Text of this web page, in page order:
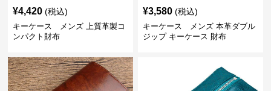
¥4,420 (税込)
キーケース メンズ 上質革製コ
ンパクト財布
¥3,580 (税込)
キーケース メンズ 本革ダブル
ジップ キーケース 財布